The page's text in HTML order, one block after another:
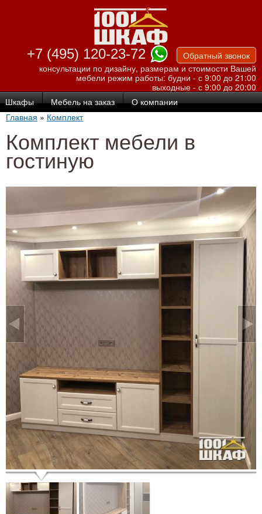
Перейти к
основному
содержанию
+7 (495) 120-23-72
Обратный звонок
консультации по дизайну, размерам и стоимости Вашей
мебели режим работы: будни - с 9:00 до 21:00
выходные - с 9:00 до 20:00
Шкафы Мебель на заказ О компании
Главная » Комплект
Комплект мебели в
гостиную